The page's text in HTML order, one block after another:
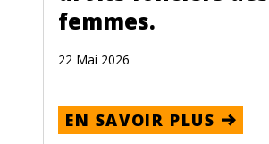
femmes.
22 Mai 2026
EN SAVOIR PLUS